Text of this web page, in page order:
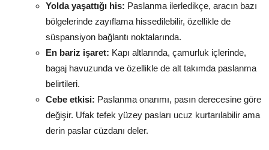
Yolda yaşattığı his: Paslanma ilerledikçe, aracın bazı
bölgelerinde zayıflama hissedilebilir, özellikle de
süspansiyon bağlantı noktalarında.
En bariz işaret: Kapı altlarında, çamurluk içlerinde,
bagaj havuzunda ve özellikle de alt takımda paslanma
belirtileri.
Cebe etkisi: Paslanma onarımı, pasın derecesine göre
değişir. Ufak tefek yüzey pasları ucuz kurtarılabilir ama
derin paslar cüzdanı deler.